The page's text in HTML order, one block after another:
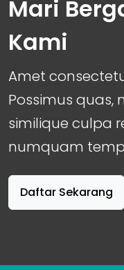
Mari
Kami
Amet
Possimus
similique culpa
numquam
Daftar Sekarang